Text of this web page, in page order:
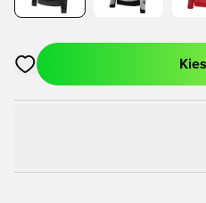
Opent een venster om in te